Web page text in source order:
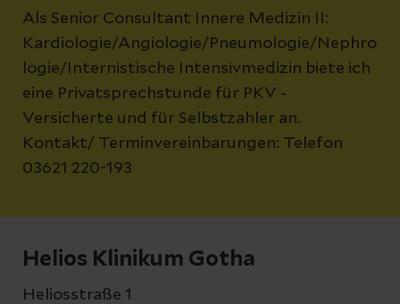
Als Senior Consultant Innere Medizin II:
Kardiologie/Angiologie/Pneumologie/Nephro
logie/Internistische Intensivmedizin biete ich
eine Privatsprechstunde für PKV -
Versicherte und für Selbstzahler an.
Kontakt/ Terminvereinbarungen: Telefon
03621 220-193
Helios Klinikum Gotha
Heliosstraße 1